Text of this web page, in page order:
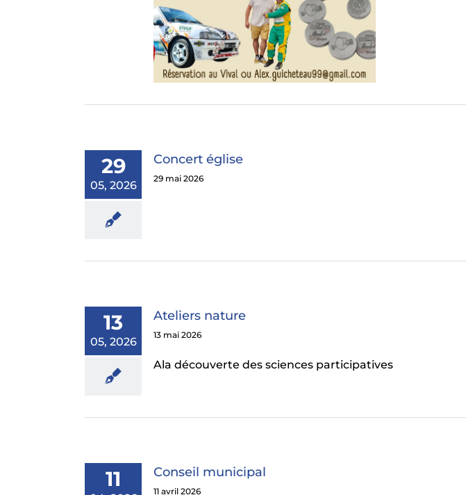
29
05, 2026
Concert église
29 mai 2026
13
05, 2026
Ateliers nature
13 mai 2026
Ala découverte des sciences participatives
11 Conseil municipal
11 avril 2026